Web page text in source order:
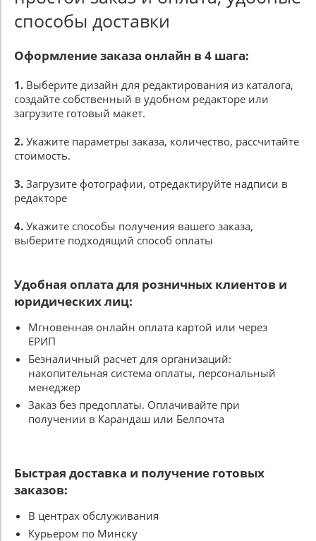
способы доставки
Оформление заказа онлайн в 4 шага:
1. Выберите дизайн для редактирования из каталога,
создайте собственный в удобном редакторе или
загрузите готовый макет.
2. Укажите параметры заказа, количество, рассчитайте
стоимость.
3. Загрузите фотографии, отредактируйте надписи в
редакторе
4. Укажите способы получения вашего заказа,
выберите подходящий способ оплаты
Удобная оплата для розничных клиентов и
юридических лиц:
Мгновенная онлайн оплата картой или через
ЕРИП
Безналичный расчет для организаций:
накопительная система оплаты, персональный
менеджер
Заказ без предоплаты. Оплачивайте при
получении в Карандаш или Белпочта
Быстрая доставка и получение готовых
заказов:
В центрах обслуживания
Курьером по Минску